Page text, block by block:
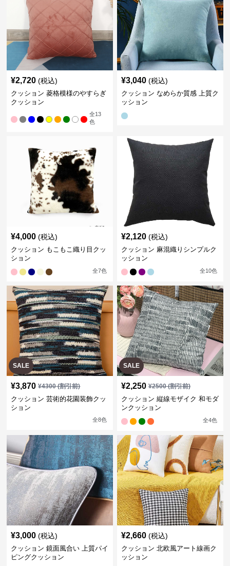
¥2,720 (税込)
クッション 菱格模様のやすらぎ
クッション
全13
色
¥3,040 (税込)
クッション なめらか質感 上質ク
ッション
¥4,000 (税込)
クッション もこもこ織り目クッ
ション
全7色
¥2,120 (税込)
クッション 麻混織りシンプルク
ッション
全10色
SALE
¥3,870 ¥4300(割引前)
クッション 芸術的花園装飾クッ
ション
全8色
SALE
¥2,250 ¥2500(割引前)
クッション 縦線モザイク 和モダ
ンクッション
全4色
¥3,000 (税込)
クッション 鏡面風合い 上質パイ
ピングクッション
¥2,660 (税込)
クッション 北欧風アート線画ク
ッション